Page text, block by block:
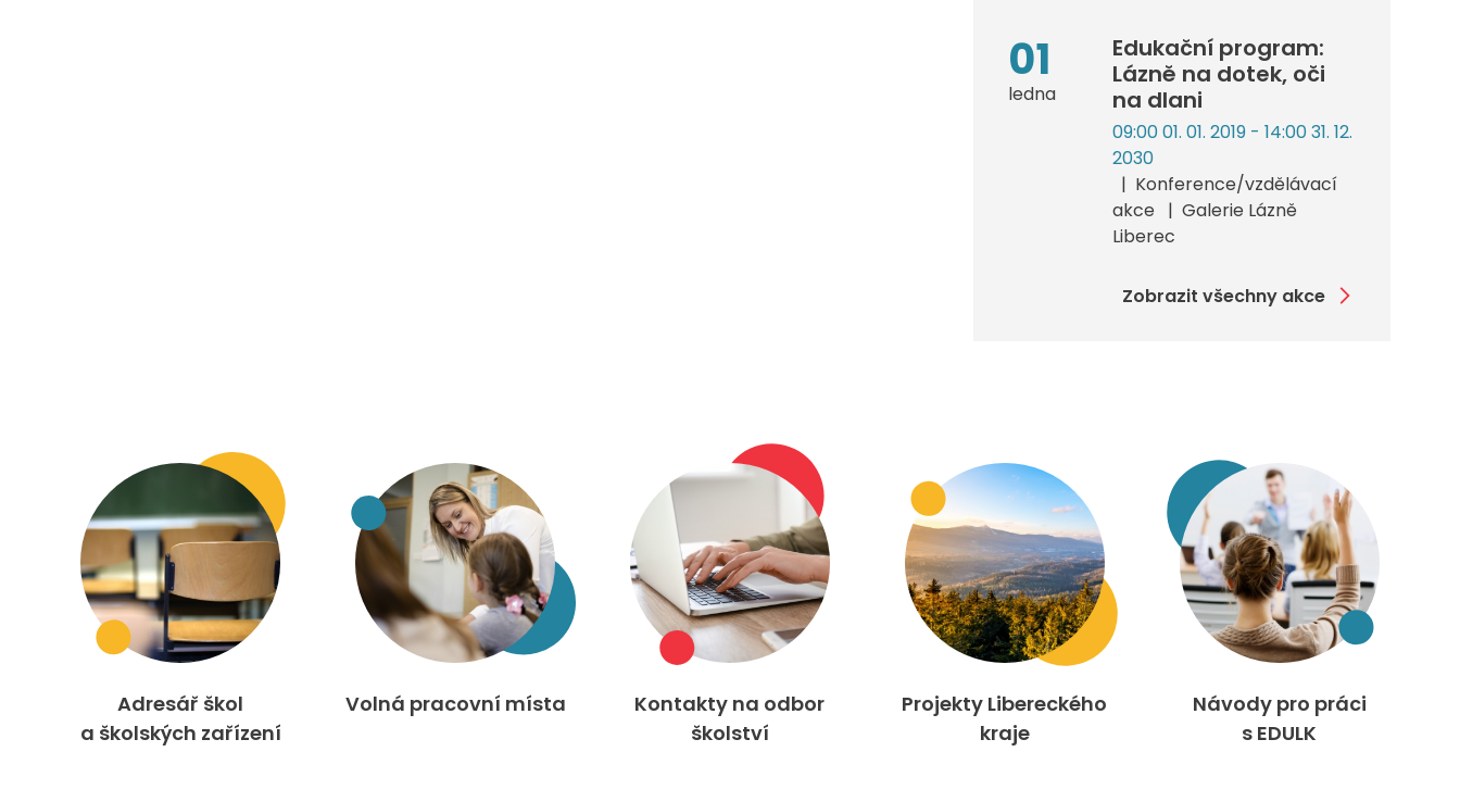
01
ledna
Edukační program:
Lázně na dotek, oči
na dlani
09:00 01. 01. 2019 - 14:00 31. 12.
2030
Konference/vzdělávací
akce
Galerie Lázně
Liberec
Zobrazit všechny akce
Adresář škol
a školských zařízení
Volná pracovní místa
Kontakty na odbor
školství
Projekty Libereckého
kraje
Návody pro práci
s EDULK